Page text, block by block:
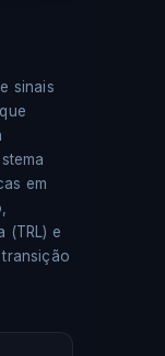
sinais
em
(TRL) e